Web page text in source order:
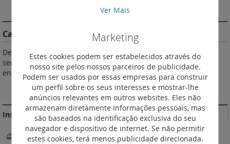
DESCRIÇÃO
Características do Produto
De acordo com as normas IEC 60 947-1, IEC 60 947-4-1. Podem
ser equipados com contactos auxiliares e dispositivo de
encravamento mecânico. Contactos auxiliares: 2 NA + 2 NF.
MAIS INFORMAÇÃO
Instruções de instalação e documentos relacionados
NotíciaTécnica_LE07393AB.pdf
Ver Mais
Marketing
Estes cookies podem ser estabelecidos através do
nosso site pelos nossos parceiros de publicidade.
Podem ser usados por essas empresas para construir
um perfil sobre os seus interesses e mostrar-lhe
anúncios relevantes em outros websites. Eles não
armazenam diretamente informações pessoais, mas
são baseados na identificação exclusiva do seu
navegador e dispositivo de internet. Se não permitir
estes cookies, terá menos publicidade direcionada.